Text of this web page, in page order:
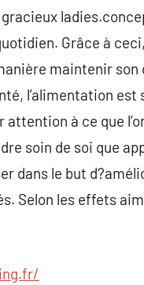
Grâce à
maintenir
l’alimentation
attention à ce que
soin de soi que
dans le but
Selon les effets